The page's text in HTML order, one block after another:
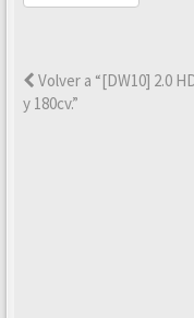
Volver a “[DW10] 2.0
y 180cv.”